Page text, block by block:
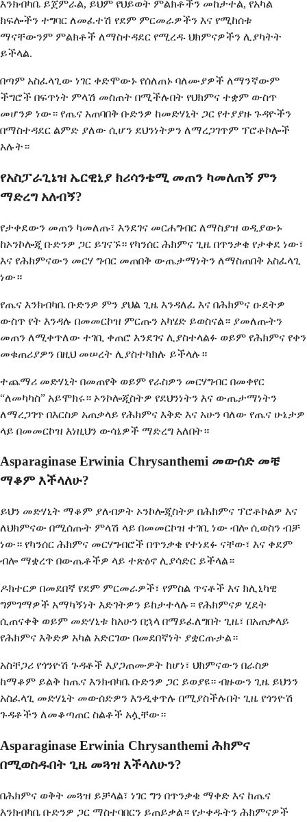
እንክብካቤ ይጀምራል, ይህም የህይወት ምልክቶችን መከታተል, የአካል
ክፍሎችን ተግባር ለመፈተሽ የደም ምርመራዎችን እና የሚከሰቱ
ማናቸውንም ምልክቶች ለማስተዳደር የሚረዱ ህክምናዎችን ሊያካትት
ይችላል.
በጣም አስፈላጊው ነገር ቀድሞውኑ የሰለጠኑ ባለሙያዎች ለማንኛውም
ችግሮች በፍጥነት ምላሽ መስጠት በሚችሉበት የህክምና ተቋም ውስጥ
መሆንዎ ነው። የጤና አጠባበቅ ቡድንዎ ከመድሃኒት ጋር የተያያዙ ጉዳዮችን
በማስተዳደር ልምድ ያለው ሲሆን ደህንነትዎን ለማረጋገጥም ፕሮቶኮሎች
አሉት።
የአስፓራጊኔዝ ኤርዊኒያ ክሪሳንቴሚ መጠን ካመለጠኝ ምን
ማድረግ አለብኝ?
የታቀደውን መጠን ካመለጡ፣ እንደገና መርሐግብር ለማስያዝ ወዲያውኑ
ከኦንኮሎጂ ቡድንዎ ጋር ይገናኙ። የካንሰር ሕክምና ጊዜ በጥንቃቄ የታቀደ ነው፣
እና የሕክምናውን መርሃ ግብር መጠበቅ ውጤታማነትን ለማስጠበቅ አስፈላጊ
ነው።
የጤና እንክብካቤ ቡድንዎ ምን ያህል ጊዜ እንዳለፈ እና በሕክምና ዑደትዎ
ውስጥ የት እንዳሉ በመመርኮዝ ምርጡን አካሄድ ይወስናል። ያመለጡትን
መጠን ለሚቀጥለው ተገቢ ቀጠሮ እንደገና ሊያስተላልፉ ወይም የሕክምና የቀን
መቁጠሪያዎን በዚህ መሠረት ሊያስተካክሉ ይችላሉ።
ተጨማሪ መድሃኒት በመጠየቅ ወይም የራስዎን መርሃግብር በመቀየር
“ለመካካስ” አይሞክሩ። ኦንኮሎጂስትዎ የደህንነትን እና ውጤታማነትን
ለማረጋገጥ በእርስዎ አጠቃላይ የሕክምና እቅድ እና አሁን ባለው የጤና ሁኔታዎ
ላይ በመመርኮዝ እነዚህን ውሳኔዎች ማድረግ አለበት።
Asparaginase Erwinia Chrysanthemi መውሰድ መቼ
ማቆም እችላለሁ?
ይህን መድሃኒት ማቆም ያለብዎት ኦንኮሎጂስትዎ በሕክምና ፕሮቶኮልዎ እና
ለህክምናው በሚሰጡት ምላሽ ላይ በመመርኮዝ ተገቢ ነው ብሎ ሲወስን ብቻ
ነው። የካንሰር ሕክምና መርሃግብሮች በጥንቃቄ የተነደፉ ናቸው፣ እና ቀደም
ብሎ ማቋረጥ በውጤቶችዎ ላይ ተጽዕኖ ሊያሳድር ይችላል።
ዶክተርዎ በመደበኛ የደም ምርመራዎች፣ የምስል ጥናቶች እና ክሊኒካዊ
ግምገማዎች አማካኝነት እድገትዎን ይከታተላሉ። የሕክምናዎ ሂደት
ሲጠናቀቅ ወይም መድሃኒቱ ከአሁን በኋላ በማይፈለግበት ጊዜ፣ በአጠቃላይ
የሕክምና እቅድዎ አካል አድርገው በመደበኛነት ያቋርጡታል።
አስቸጋሪ የጎንዮሽ ጉዳቶች እያጋጠሙዎት ከሆነ፣ ህክምናውን በራስዎ
ከማቆም ይልቅ ከጤና እንክብካቤ ቡድንዎ ጋር ይወያዩ። ብዙውን ጊዜ ይህንን
አስፈላጊ መድሃኒት መውሰድዎን እንዲቀጥሉ በሚያስችሉበት ጊዜ የጎንዮሽ
ጉዳቶችን ለመቆጣጠር ስልቶች አሏቸው።
Asparaginase Erwinia Chrysanthemi ሕክምና
በሚወስዱበት ጊዜ መጓዝ እችላለሁን?
በሕክምና ወቅት መጓዝ ይቻላል፣ ነገር ግን በጥንቃቄ ማቀድ እና ከጤና
እንክብካቤ ቡድንዎ ጋር ማስተባበርን ይጠይቃል። የታቀዱትን ሕክምናዎች